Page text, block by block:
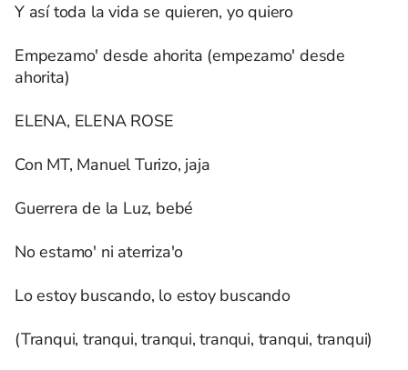
Y así toda la vida se quieren, yo quiero
Empezamo' desde ahorita (empezamo' desde
ahorita)
ELENA, ELENA ROSE
Con MT, Manuel Turizo, jaja
Guerrera de la Luz, bebé
No estamo' ni aterriza'o
Lo estoy buscando, lo estoy buscando
(Tranqui, tranqui, tranqui, tranqui, tranqui, tranqui)